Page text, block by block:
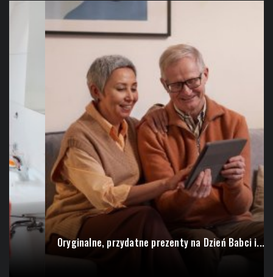
Dlaczego warto kupić używany iPhone 13 Pro?